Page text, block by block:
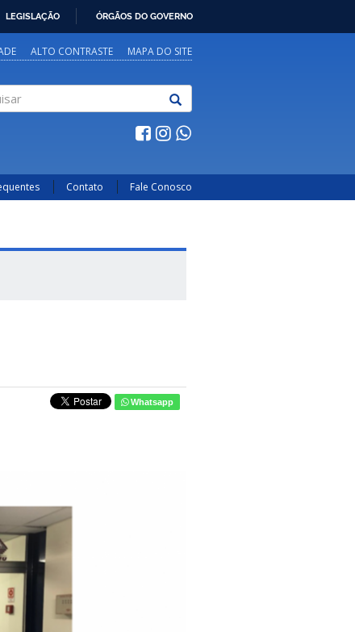
LEGISLAÇÃO ÓRGÃOS DO GOVERNO
ALTO CONTRASTE MAPA DO SITE
Contato Fale Conosco
Whatsapp